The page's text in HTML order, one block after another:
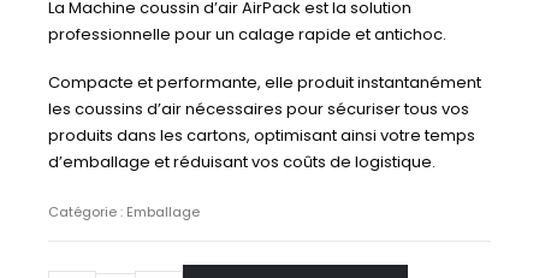
La Machine coussin d’air AirPack est la solution
professionnelle pour un calage rapide et antichoc.
Compacte et performante, elle produit instantanément
les coussins d’air nécessaires pour sécuriser tous vos
produits dans les cartons, optimisant ainsi votre temps
d’emballage et réduisant vos coûts de logistique.
Catégorie : Emballage